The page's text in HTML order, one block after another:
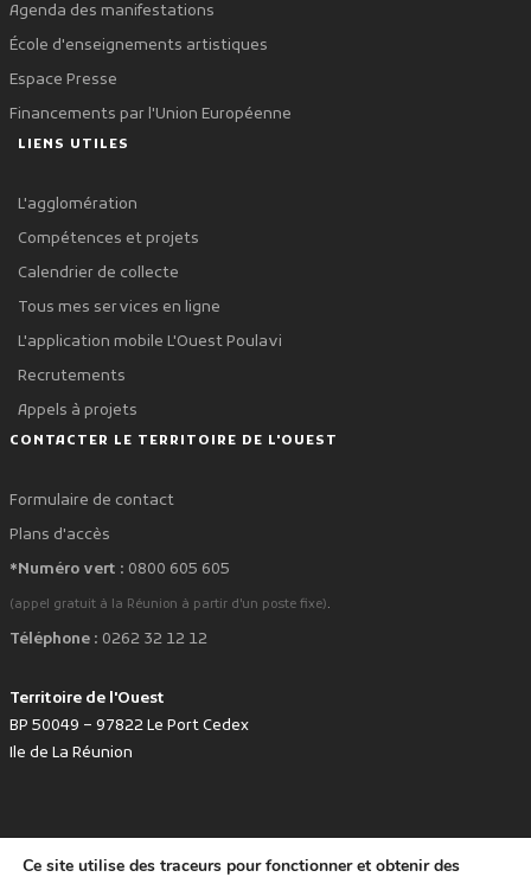
Agenda des manifestations
École d'enseignements artistiques
Espace Presse
Financements par l'Union Européenne
LIENS UTILES
L'agglomération
Compétences et projets
Calendrier de collecte
Tous mes services en ligne
L'application mobile L'Ouest Poulavi
Recrutements
Appels à projets
CONTACTER LE TERRITOIRE DE L'OUEST
Formulaire de contact
Plans d'accès
*Numéro vert : 0800 605 605
(appel gratuit à la Réunion à partir d'un poste fixe).
Téléphone : 0262 32 12 12
Territoire de l'Ouest
BP 50049 – 97822 Le Port Cedex
Ile de La Réunion
Développé avec favoritepar le Territoire de l'Ouest © www.tco.re -2026.
Ce site utilise des traceurs pour fonctionner et obtenir des